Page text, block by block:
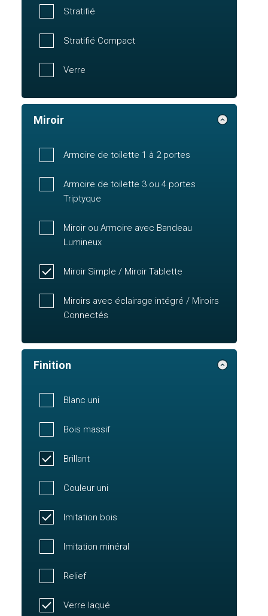
Stratifié
Stratifié Compact
Verre
Miroir
Armoire de toilette 1 à 2 portes
Armoire de toilette 3 ou 4 portes
Triptyque
Miroir ou Armoire avec Bandeau
Lumineux
Miroir Simple / Miroir Tablette
Miroirs avec éclairage intégré / Miroirs
Connectés
Finition
Blanc uni
Bois massif
Brillant
Couleur uni
Imitation bois
Imitation minéral
Relief
Verre laqué